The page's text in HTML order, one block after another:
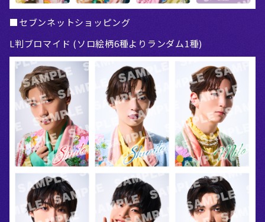
■セブンネットショッピング
L判ブロマイド (ソロ絵柄6種よりランダム1種)